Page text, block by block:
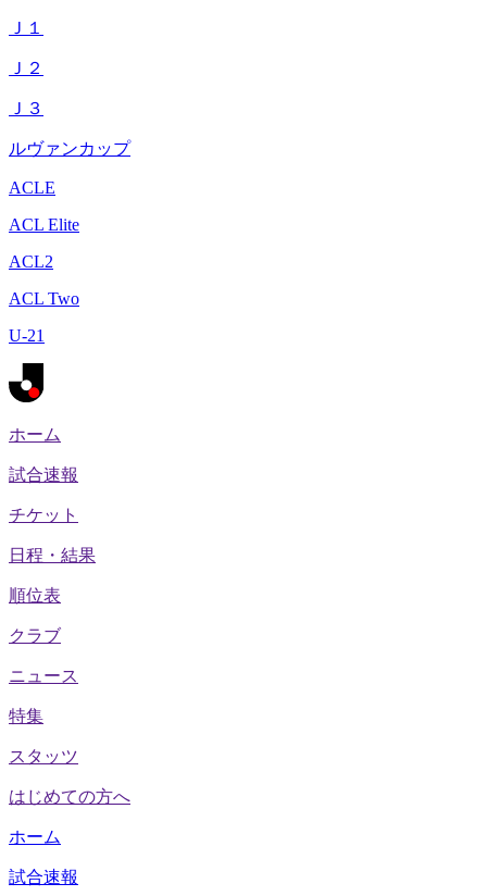
Ｊ１
Ｊ２
Ｊ３
ルヴァンカップ
ACLE
ACL Elite
ACL2
ACL Two
U-21
ホーム
試合速報
チケット
日程・結果
順位表
クラブ
ニュース
特集
スタッツ
はじめての方へ
ホーム
試合速報